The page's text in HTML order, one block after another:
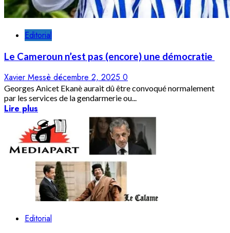
Editorial
Le Cameroun n’est pas (encore) une démocratie
Xavier Messè décembre 2, 2025 0
Georges Anicet Ekanè aurait dû être convoqué normalement
par les services de la gendarmerie ou...
Lire plus
Editorial